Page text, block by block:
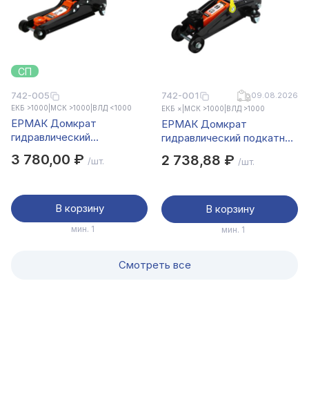
СП
742-005
ЕКБ >1000 МСК >1000 ВЛД <1000
ЕРМАК Домкрат
гидравлический
подъема 85–380 мм, в
3 780,00 ₽ /шт.
В корзину
мин. 1
742-001 09.08.2026
ЕКБ × МСК >1000 ВЛД >1000
ЕРМАК Домкрат
гидравлический подкатной
300мм
2 738,88 ₽ /шт.
В корзину
мин. 1
Смотреть все